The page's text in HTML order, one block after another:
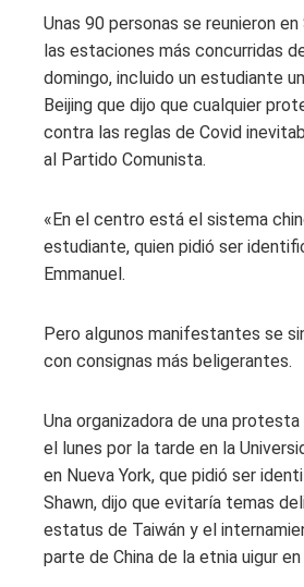
Unas 90 personas se reunieron en
las estaciones más concurridas
domingo, incluido un estudiante
Beijing que dijo que cualquier
contra las reglas de Covid
al Partido Comunista.
«En el centro está el sistema
estudiante, quien pidió ser
Emmanuel.
Pero algunos manifestantes se
con consignas más beligerantes.
Una organizadora de una
el lunes por la tarde en la
en Nueva York, que pidió ser
Shawn, dijo que evitaría temas
estatus de Taiwán y el
parte de China de la etnia uigur en